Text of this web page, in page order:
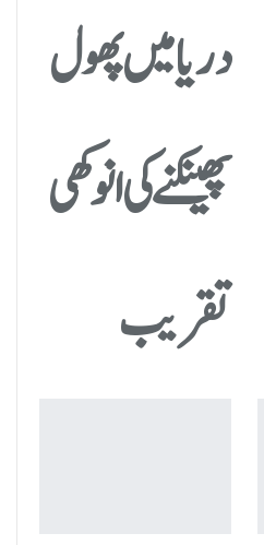
دریا میں پھول
پھینکنے کی انوکھی
تقریب